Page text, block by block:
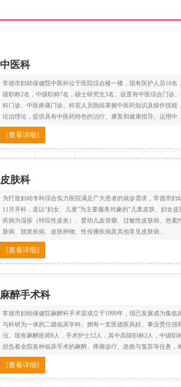
中医科
常德市妇幼保健院中医科位于医院综合楼一楼，现有医护人员10名
级职称2名，中级职称7名，硕士研究生3名。设置有中医综合门诊
科门诊、中医疼痛门诊。科室人员熟练掌握中医药知识及操作技能
论治理论，提供具有中医药特色的治疗、康复和健康指导。运用中...
[查看详细]
皮肤科
为打造妇幼专科综合实力医院满足广大患者的就诊需求，常德市妇
11月开科，是以“妇女、儿童”为主要服务对象的“儿童皮肤、妇女
疾病为湿疹（特应性皮炎）、婴幼儿血管瘤、过敏性皮肤病、色素
肤病、脱发疾病、皮肤肿物、性传播疾病及其他常见皮肤病...
[查看详细]
麻醉手术科
常德市妇幼保健院麻醉科手术室成立于1999年，现已发展成为集临
与科研为一体的二级临床学科。拥有一支医德医风好、事业责任强
伍。现有麻醉医师8人，手术护士12人，其中高级职称2人，中级职
担负着全院各种临床手术的麻醉、疼痛诊疗、急救与复苏等任务，
[查看详细]